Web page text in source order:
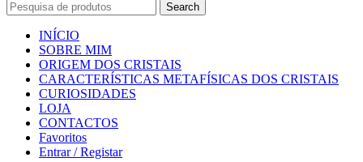
Search
INÍCIO
SOBRE MIM
ORIGEM DOS CRISTAIS
CARACTERÍSTICAS METAFÍSICAS DOS CRISTAIS
CURIOSIDADES
LOJA
CONTACTOS
Favoritos
Entrar / Registar